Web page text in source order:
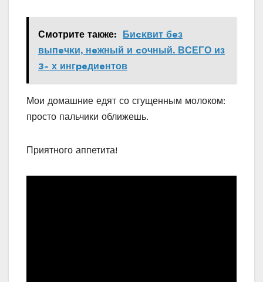
Смотрите также:
Биcκвит бeз
выпeчκи‚ нeжный и cοчный. ΒСΕΓΟ из
3- х ингpeдиeнтοв
Мои домашние едят со сгущенным молоком:
просто пальчики оближешь.
Приятного аппетита!